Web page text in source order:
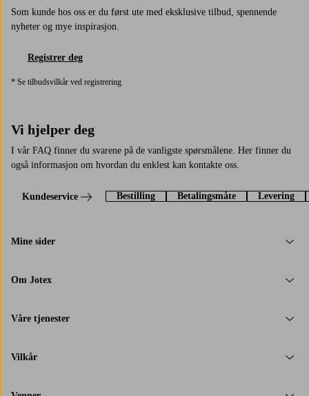
Som kunde hos oss er du først ute med eksklusive tilbud, spennende
nyheter og mye inspirasjon.
Registrer deg
* Se tilbudsvilkår ved registrering
Vi hjelper deg
I vår FAQ finner du svarene på de vanligste spørsmålene. Her finner du
også informasjon om hvordan du enklest kan kontakte oss.
Kundeservice Bestilling Betalingsmåte Levering
Mine sider
Om Jotex
Våre tjenester
Vilkår